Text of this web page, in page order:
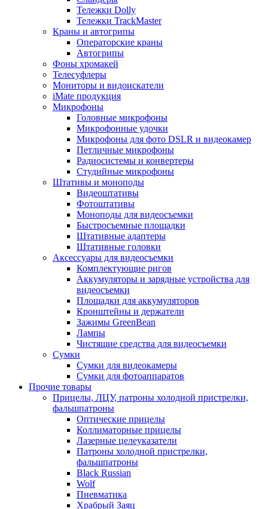
Тележки Dolly
Тележки TrackMaster
Краны и автогрипы
Операторские краны
Автогрипы
Фоны хромакей
Телесуфлеры
Мониторы и видоискатели
iMate продукция
Микрофоны
Головные микрофоны
Микрофонные удочки
Микрофоны для фото DSLR и видеокамер
Петличные микрофоны
Радиосистемы и конвертеры
Студийные микрофоны
Штативы и моноподы
Видеоштативы
Фотоштативы
Моноподы для видеосъемки
Быстросъемные площадки
Штативные адаптеры
Штативные головки
Аксессуары для видеосъемки
Комплектующие ригов
Аккумуляторы и зарядные устройства для
видеосъемки
Площадки для аккумуляторов
Кронштейны и держатели
Зажимы GreenBean
Лампы
Чистящие средства для видеосъемки
Сумки
Сумки для видеокамеры
Сумки для фотоаппаратов
Прочие товары
Прицелы, ЛЦУ, патроны холодной пристрелки,
фальшпатроны
Оптические прицелы
Коллиматорные прицелы
Лазерные целеуказатели
Патроны холодной пристрелки,
фальшпатроны
Black Russian
Wolf
Пневматика
Храбрый Заяц